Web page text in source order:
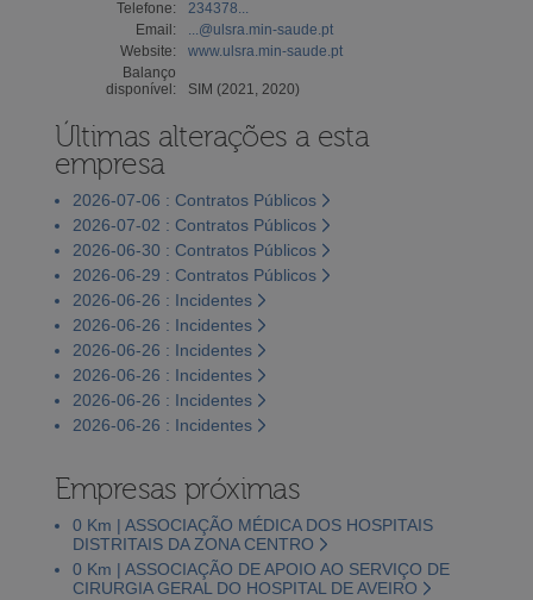
Telefone:
234378...
Email:
...@ulsra.min-saude.pt
Website:
www.ulsra.min-saude.pt
Balanço
disponível:
SIM (2021, 2020)
Últimas alterações a esta
empresa
2026-07-06 : Contratos Públicos
2026-07-02 : Contratos Públicos
2026-06-30 : Contratos Públicos
2026-06-29 : Contratos Públicos
2026-06-26 : Incidentes
2026-06-26 : Incidentes
2026-06-26 : Incidentes
2026-06-26 : Incidentes
2026-06-26 : Incidentes
2026-06-26 : Incidentes
Empresas próximas
0 Km | ASSOCIAÇÃO MÉDICA DOS HOSPITAIS
DISTRITAIS DA ZONA CENTRO
0 Km | ASSOCIAÇÃO DE APOIO AO SERVIÇO DE
CIRURGIA GERAL DO HOSPITAL DE AVEIRO